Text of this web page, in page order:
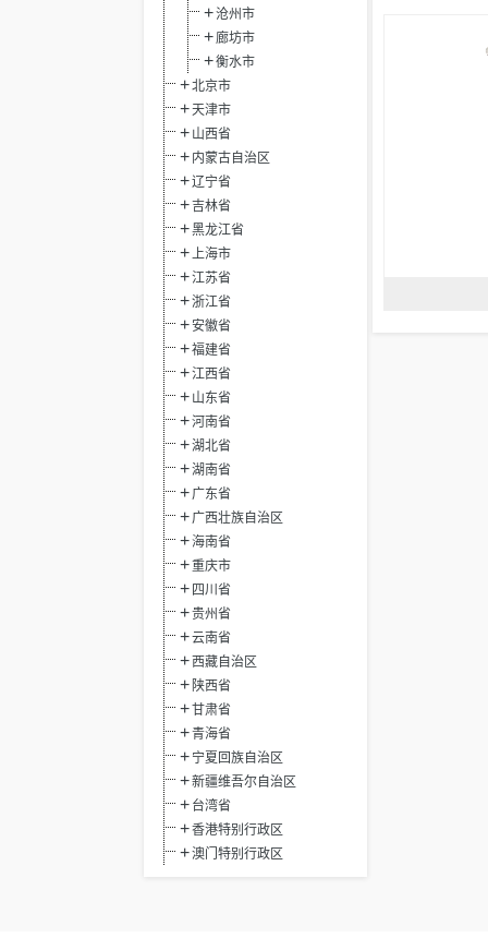
沧州市
廊坊市
衡水市
北京市
天津市
山西省
内蒙古自治区
辽宁省
吉林省
黑龙江省
上海市
江苏省
浙江省
安徽省
福建省
江西省
山东省
河南省
湖北省
湖南省
广东省
广西壮族自治区
海南省
重庆市
四川省
贵州省
云南省
西藏自治区
陕西省
甘肃省
青海省
宁夏回族自治区
新疆维吾尔自治区
台湾省
香港特别行政区
澳门特别行政区